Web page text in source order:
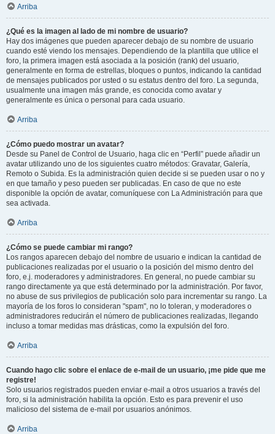
Arriba
¿Qué es la imagen al lado de mi nombre de usuario?
Hay dos imágenes que pueden aparecer debajo de su nombre de usuario
cuando esté viendo los mensajes. Dependiendo de la plantilla que utilice el
foro, la primera imagen está asociada a la posición (rank) del usuario,
generalmente en forma de estrellas, bloques o puntos, indicando la cantidad
de mensajes publicados por usted o su estatus dentro del foro. La segunda,
usualmente una imagen más grande, es conocida como avatar y
generalmente es única o personal para cada usuario.
Arriba
¿Cómo puedo mostrar un avatar?
Desde su Panel de Control de Usuario, haga clic en “Perfil” puede añadir un
avatar utilizando uno de los siguientes cuatro métodos: Gravatar, Galería,
Remoto o Subida. Es la administración quien decide si se pueden usar o no y
en que tamaño y peso pueden ser publicadas. En caso de que no este
disponible la opción de avatar, comuníquese con La Administración para que
sea activada.
Arriba
¿Cómo se puede cambiar mi rango?
Los rangos aparecen debajo del nombre de usuario e indican la cantidad de
publicaciones realizadas por el usuario o la posición del mismo dentro del
foro, e.j. moderadores y administradores. En general, no puede cambiar su
rango directamente ya que está determinado por la administración. Por favor,
no abuse de sus privilegios de publicación solo para incrementar su rango. La
mayoría de los foros lo consideran "spam", no lo toleran, y moderadores o
administradores reducirán el número de publicaciones realizadas, llegando
incluso a tomar medidas mas drásticas, como la expulsión del foro.
Arriba
Cuando hago clic sobre el enlace de e-mail de un usuario, ¡me pide que me
registre!
Solo usuarios registrados pueden enviar e-mail a otros usuarios a través del
foro, si la administración habilita la opción. Esto es para prevenir el uso
malicioso del sistema de e-mail por usuarios anónimos.
Arriba